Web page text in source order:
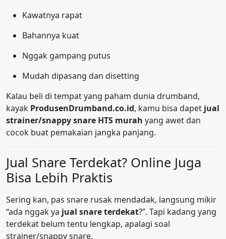
Kawatnya rapat
Bahannya kuat
Nggak gampang putus
Mudah dipasang dan disetting
Kalau beli di tempat yang paham dunia drumband,
kayak ProdusenDrumband.co.id, kamu bisa dapet jual
strainer/snappy snare HTS murah yang awet dan
cocok buat pemakaian jangka panjang.
Jual Snare Terdekat? Online Juga
Bisa Lebih Praktis
Sering kan, pas snare rusak mendadak, langsung mikir
“ada nggak ya jual snare terdekat?”. Tapi kadang yang
terdekat belum tentu lengkap, apalagi soal
strainer/snappy snare.